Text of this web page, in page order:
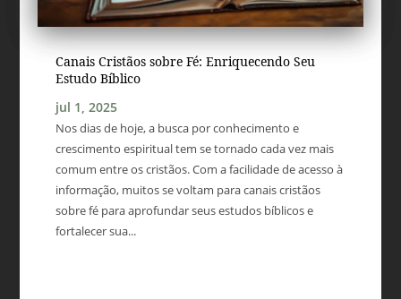
Canais Cristãos sobre Fé: Enriquecendo Seu
Estudo Bíblico
jul 1, 2025
Nos dias de hoje, a busca por conhecimento e
crescimento espiritual tem se tornado cada vez mais
comum entre os cristãos. Com a facilidade de acesso à
informação, muitos se voltam para canais cristãos
sobre fé para aprofundar seus estudos bíblicos e
fortalecer sua...